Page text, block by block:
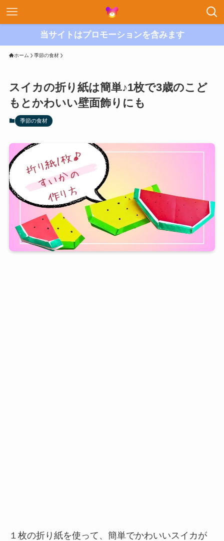
当サイトはプロモーションを含みます
ホーム 季節の食材
スイカの折り紙は簡単♪1枚で3歳のこど
もとかわいい壁面飾りにも
季節の食材
１枚の折り紙を使って、簡単でかわいいスイカが